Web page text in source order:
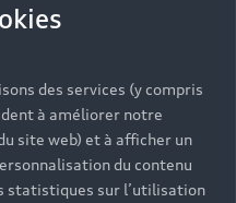
des services (y compris
à améliorer notre
site web) et à afficher un
du contenu
statistiques sur l’utilisation